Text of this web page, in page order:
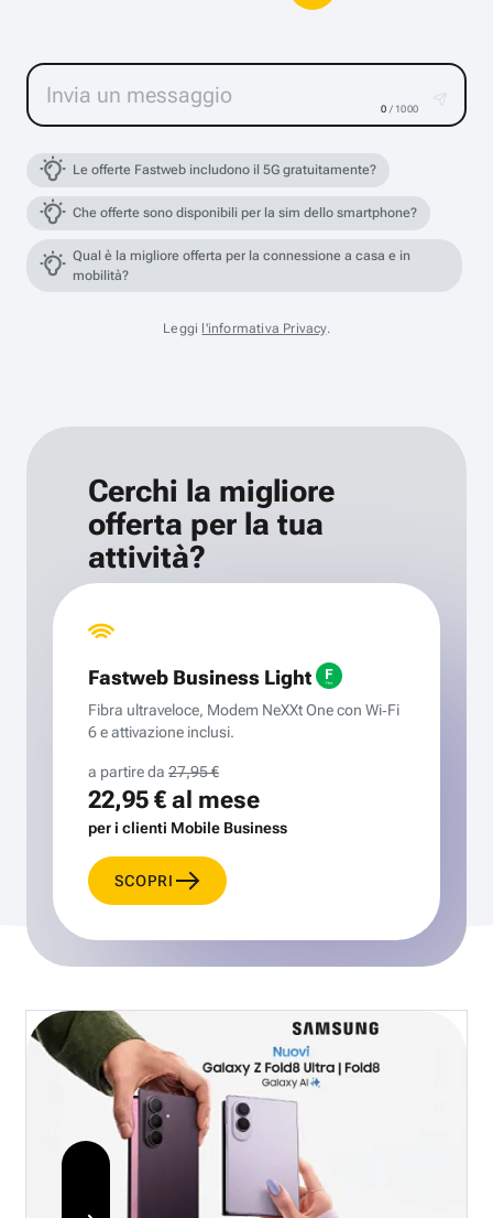
0 / 1000
Le offerte Fastweb includono il 5G gratuitamente?
Che offerte sono disponibili per la sim dello smartphone?
Qual è la migliore offerta per la connessione a casa e in
mobilità?
Leggi l'informativa Privacy.
Cerchi la migliore
offerta per la tua
attività?
Fastweb Business Light
Fibra ultraveloce, Modem NeXXt One con Wi‑Fi
6 e attivazione inclusi.
a partire da 27,95 €
22,95 €al mese
per i clienti Mobile Business
SCOPRI